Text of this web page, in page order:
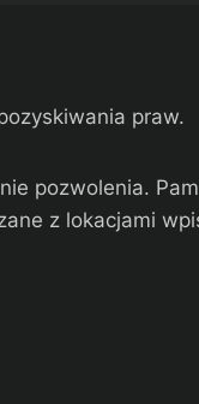
praw.
pozwolenia.
z lokacjami